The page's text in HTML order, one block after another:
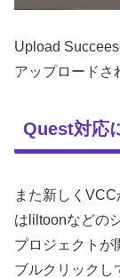
Upload
アップロードさ
Quest対応
また新しく
はliltoonなどの
プロジェクトが
ブルクリックし